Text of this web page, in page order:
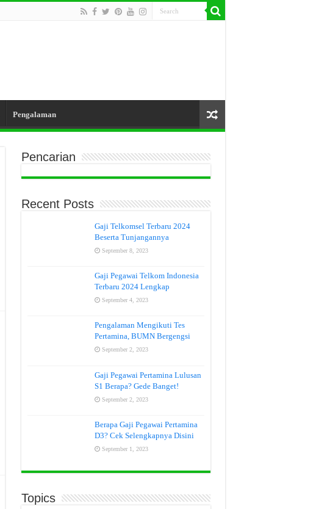
Pengalaman
Pencarian
Recent Posts
Gaji Telkomsel Terbaru 2024
Beserta Tunjangannya
September 8, 2023
Gaji Pegawai Telkom Indonesia
Terbaru 2024 Lengkap
September 4, 2023
Pengalaman Mengikuti Tes
Pertamina, BUMN Bergengsi
September 2, 2023
Gaji Pegawai Pertamina Lulusan
S1 Berapa? Gede Banget!
September 2, 2023
Berapa Gaji Pegawai Pertamina
D3? Cek Selengkapnya Disini
September 1, 2023
Topics